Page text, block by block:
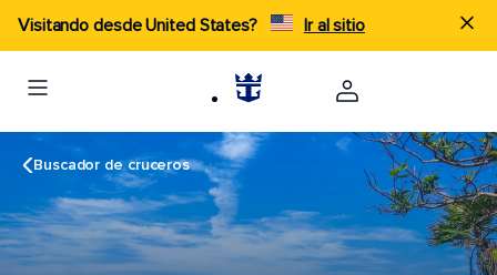
Visitando desde United States? Ir al sitio
Buscador de cruceros